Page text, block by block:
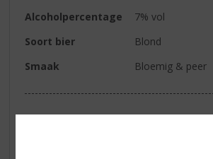
Alcoholpercentage
7% vol
Soort bier
Blond
Smaak
Bloemig & peer
Reviews